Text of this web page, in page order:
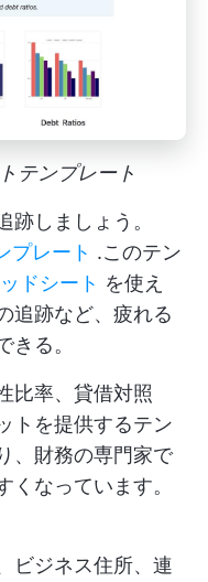
テンプレート
跡しましょう。
プレート .このテン
ドシート を使え
追跡など、疲れる
きる。
比率、貸借対照
トを提供するテン
、財務の専門家で
なっています。
ビジネス住所、連